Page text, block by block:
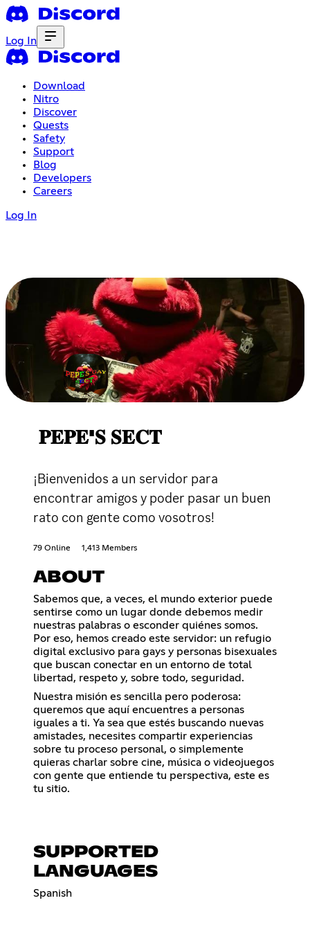
Log In
Download
Nitro
Discover
Quests
Safety
Support
Blog
Developers
Careers
Log In
𝐏𝐄𝐏𝐄'𝐒 𝐒𝐄𝐂𝐓
¡Bienvenidos a un servidor para
encontrar amigos y poder pasar un buen
rato con gente como vosotros!
79 Online 1,413 Members
ABOUT
Sabemos que, a veces, el mundo exterior puede
sentirse como un lugar donde debemos medir
nuestras palabras o esconder quiénes somos.
Por eso, hemos creado este servidor: un refugio
digital exclusivo para gays y personas bisexuales
que buscan conectar en un entorno de total
libertad, respeto y, sobre todo, seguridad.
Nuestra misión es sencilla pero poderosa:
queremos que aquí encuentres a personas
iguales a ti. Ya sea que estés buscando nuevas
amistades, necesites compartir experiencias
sobre tu proceso personal, o simplemente
quieras charlar sobre cine, música o videojuegos
con gente que entiende tu perspectiva, este es
tu sitio.
SUPPORTED
LANGUAGES
Spanish